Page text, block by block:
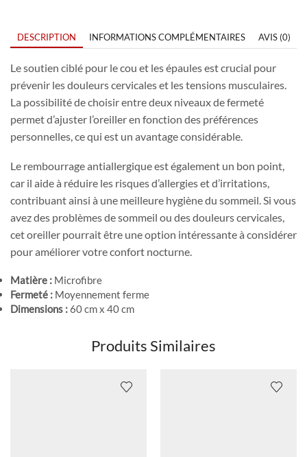
DESCRIPTION INFORMATIONS COMPLÉMENTAIRES AVIS (0)
Le soutien ciblé pour le cou et les épaules est crucial pour
prévenir les douleurs cervicales et les tensions musculaires.
La possibilité de choisir entre deux niveaux de fermeté
permet d’ajuster l’oreiller en fonction des préférences
personnelles, ce qui est un avantage considérable.
Le rembourrage antiallergique est également un bon point,
car il aide à réduire les risques d’allergies et d’irritations,
contribuant ainsi à une meilleure hygiène du sommeil. Si vous
avez des problèmes de sommeil ou des douleurs cervicales,
cet oreiller pourrait être une option intéressante à considérer
pour améliorer votre confort nocturne.
Matière : Microfibre
Fermeté : Moyennement ferme
Dimensions :60 cm x 40 cm
Produits Similaires